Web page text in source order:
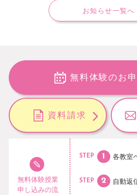
お知らせ一覧へ
無料体験のお
資料請求
無料体験授業
申し込みの流
STEP 各教室
STEP 自動返